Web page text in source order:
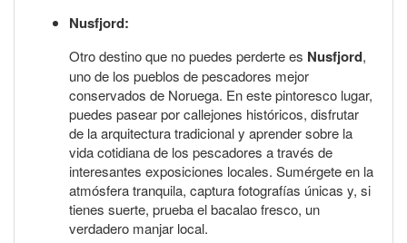
Nusfjord:
Otro destino que no puedes perderte es Nusfjord,
uno de los pueblos de pescadores mejor
conservados de Noruega. En este pintoresco lugar,
puedes pasear por callejones históricos, disfrutar
de la arquitectura tradicional y aprender sobre la
vida cotidiana de los pescadores a través de
interesantes exposiciones locales. Sumérgete en la
atmósfera tranquila, captura fotografías únicas y, si
tienes suerte, prueba el bacalao fresco, un
verdadero manjar local.